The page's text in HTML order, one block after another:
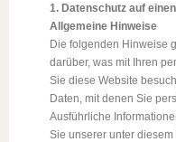
1. Datenschutz auf
Allgemeine Hinweise
Die folgenden Hinweise
darüber, was mit Ihren
Sie diese Website
Daten, mit denen Sie
Ausführliche
Sie unserer unter diesem